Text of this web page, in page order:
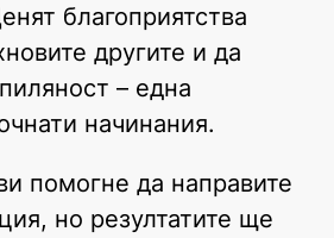
благоприятства
другите и да
– една
начинания.
помогне да направите
но резултатите ще